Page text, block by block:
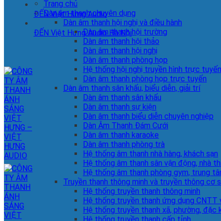
ĐẾN Việt Hưng Audio
ĐẾN Việt Hưng Audio Hà Nội
Trang chủ
Dàn âm thanh chuyên dụng
Dàn âm thanh hội nghị và điều hành
Dàn âm thanh hội trường
Dàn âm thanh hội thảo
Dàn âm thanh hội nghị
Dàn âm thanh phòng họp
Hệ thống hội nghị truyền hình trực tuyến
Dàn âm thanh phòng họp trực tuyến
Dàn âm thanh sân khấu, biểu diễn, giải trí
Dàn âm thanh sân khấu
Dàn âm thanh sự kiện
Dàn âm thanh biểu diễn chuyên nghiệp
Dàn Âm Thanh Đám Cưới
Dàn âm thanh karaoke
Dàn âm thanh phòng trà
Hệ thống âm thanh nhà hàng, khách sạn
Hệ thống âm thanh sân vận động, nhà
Hệ thống âm thanh phòng gym, trung
Truyền thanh thông minh và truyền thông cơ
Hệ thống truyền thanh thông minh
Hệ thống truyền thanh ứng dụng CNTT
Hệ thống truyền thanh xã, phường, đặc